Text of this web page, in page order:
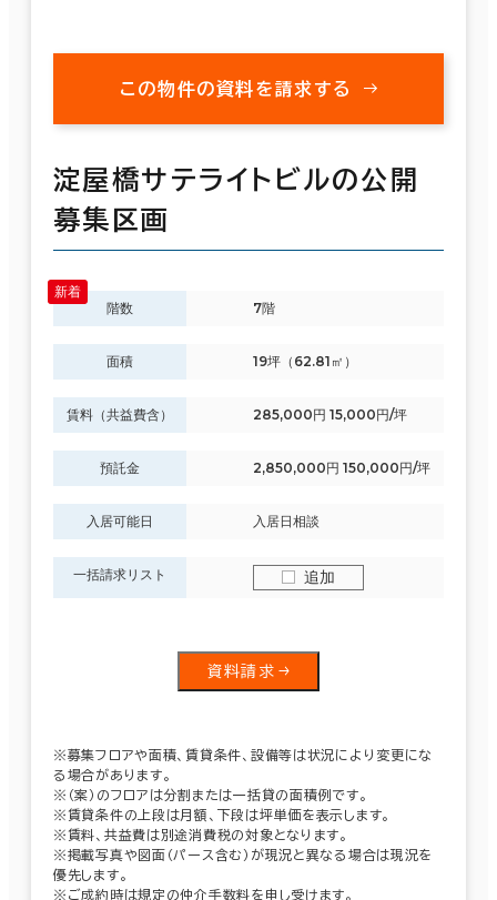
この物件の資料を請求する
淀屋橋サテライトビルの公開
募集区画
階数 7階
面積 19坪（62.81㎡）
賃料（共益費含） 285,000円 15,000円/坪
預託金 2,850,000円 150,000円/坪
入居可能日 入居日相談
一括請求リスト 追加
資料請求
※募集フロアや面積、賃貸条件、設備等は状況により変更にな
る場合があります。
※（案）のフロアは分割または一括貸の面積例です。
※賃貸条件の上段は月額、下段は坪単価を表示します。
※賃料、共益費は別途消費税の対象となります。
※掲載写真や図面（パース含む）が現況と異なる場合は現況を
優先します。
※ご成約時は規定の仲介手数料を申し受けます。